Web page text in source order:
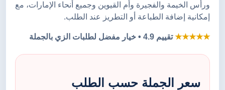
ورأس الخيمة والفجيرة وأم القيوين وجميع أنحاء الإمارات، مع
إمكانية إضافة الطباعة أو التطريز عند الطلب.
★★★★★تقييم 4.9 • خيار مفضل لطلبات الزي بالجملة
سعر الجملة حسب الطلب